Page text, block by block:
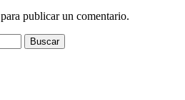
para publicar un comentario.